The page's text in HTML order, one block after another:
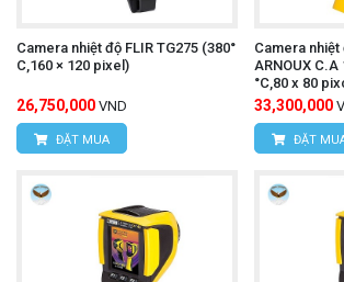
Camera nhiệt độ FLIR TG275 (380°
C,160 × 120 pixel)
26,750,000 VND
ĐẶT MUA
Camera nhiệt
ARNOUX C.A
°C,80 x 80
33,300,000
ĐẶT